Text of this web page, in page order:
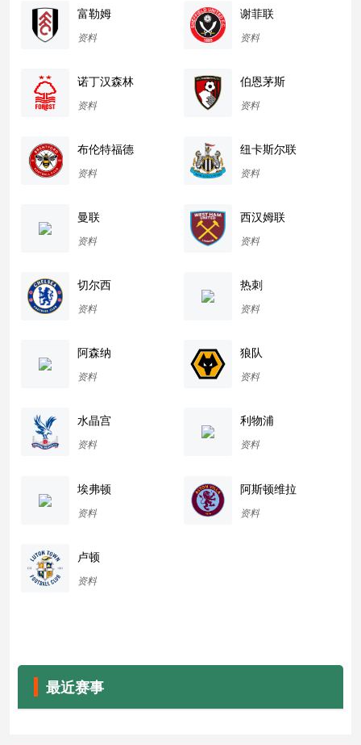
富勒姆
资料
谢菲联
资料
诺丁汉森林
资料
伯恩茅斯
资料
布伦特福德
资料
纽卡斯尔联
资料
曼联
资料
西汉姆联
资料
切尔西
资料
热刺
资料
阿森纳
资料
狼队
资料
水晶宫
资料
利物浦
资料
埃弗顿
资料
阿斯顿维拉
资料
卢顿
资料
最近赛事